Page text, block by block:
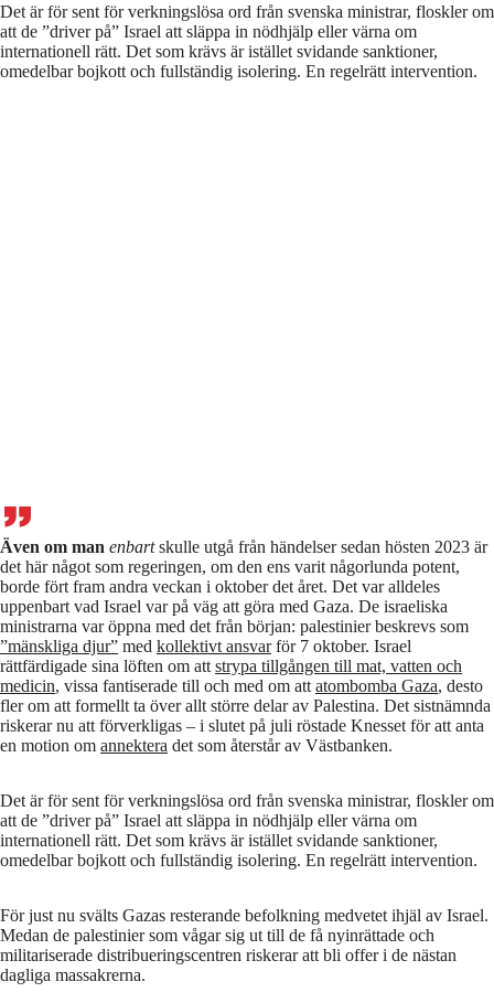
Det är för sent för verkningslösa ord från svenska ministrar, floskler om
att de ”driver på” Israel att släppa in nödhjälp eller värna om
internationell rätt. Det som krävs är istället svidande sanktioner,
omedelbar bojkott och fullständig isolering. En regelrätt intervention.
Även om man enbartskulle utgå från händelser sedan hösten 2023 är
det här något som regeringen, om den ens varit någorlunda potent,
borde fört fram andra veckan i oktober det året. Det var alldeles
uppenbart vad Israel var på väg att göra med Gaza. De israeliska
ministrarna var öppna med det från början: palestinier beskrevs som
”mänskliga djur” med kollektivt ansvarför 7 oktober. Israel
rättfärdigade sina löften om att strypa tillgången till mat, vatten och
medicin, vissa fantiserade till och med om att atombomba Gaza, desto
fler om att formellt ta över allt större delar av Palestina. Det sistnämnda
riskerar nu att förverkligas – i slutet på juli röstade Knesset för att anta
en motion om annektera det som återstår av Västbanken.
Det är för sent för verkningslösa ord från svenska ministrar, floskler om
att de ”driver på” Israel att släppa in nödhjälp eller värna om
internationell rätt. Det som krävs är istället svidande sanktioner,
omedelbar bojkott och fullständig isolering. En regelrätt intervention.
För just nu svälts Gazas resterande befolkning medvetet ihjäl av Israel.
Medan de palestinier som vågar sig ut till de få nyinrättade och
militariserade distribueringscentren riskerar att bli offer i de nästan
dagliga massakrerna.